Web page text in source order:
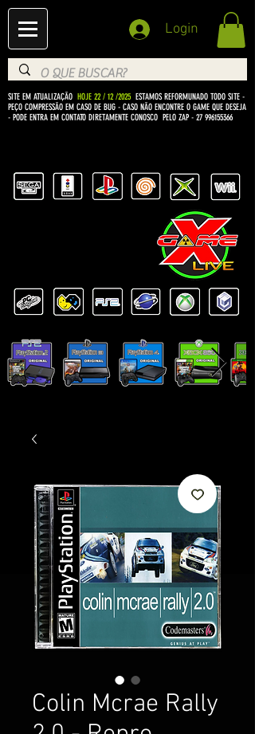
Login
SITE EM ATUALIZAÇÃO HOJE 22 / 12 /2025 ESTAMOS REFORMUNADO TODO SITE -
PEÇO COMPRESSÃO EM CASO DE BUG - CASO NÃO ENCONTRE O GAME QUE DESEJA
- PODE ENTRA EM CONTATO DIRETAMENTE CONOSCO PELO ZAP - 27 996155366
Colin Mcrae Rally